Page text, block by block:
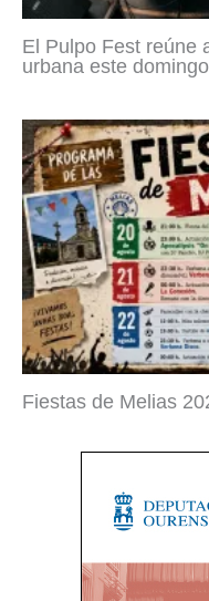
El Pulpo Fest reúne
urbana este
Fiestas de Melias